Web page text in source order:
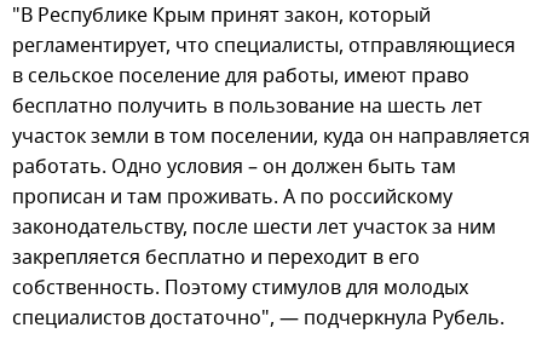
"В Республике Крым принят закон, который
регламентирует, что специалисты, отправляющиеся
в сельское поселение для работы, имеют право
бесплатно получить в пользование на шесть лет
участок земли в том поселении, куда он направляется
работать. Одно условия – он должен быть там
прописан и там проживать. А по российскому
законодательству, после шести лет участок за ним
закрепляется бесплатно и переходит в его
собственность. Поэтому стимулов для молодых
специалистов достаточно", — подчеркнула Рубель.